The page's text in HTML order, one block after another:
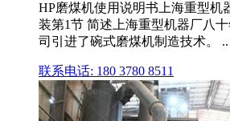
HP磨煤机使用说明书上海重型机
装第1节 简述上海重型机器厂八
司引进了碗式磨煤机制造技术。 ..
联系电话: 180 3780 8511